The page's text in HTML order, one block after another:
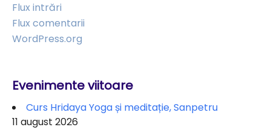
Flux intrări
Flux comentarii
WordPress.org
Evenimente viitoare
Curs Hridaya Yoga și meditație, Sanpetru
11 august 2026